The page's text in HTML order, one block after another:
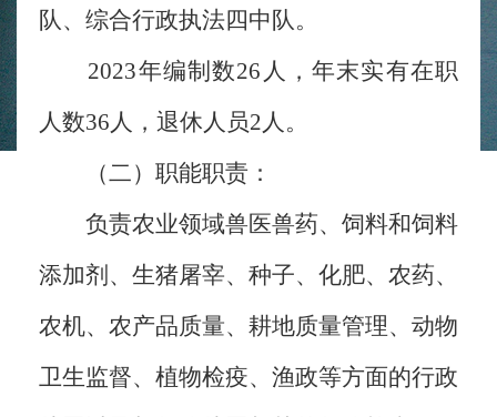
队、综合行政执法四中队。
2023年编制数26人，年末实有在职
人数36人，退休人员2人。
（二）职能职责：
负责农业领域兽医兽药、饲料和饲料
添加剂、生猪屠宰、种子、化肥、农药、
农机、农产品质量、耕地质量管理、动物
卫生监督、植物检疫、渔政等方面的行政